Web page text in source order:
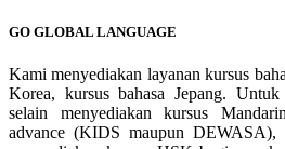
GO GLOBAL LANGUAGE
Kami menyediakan layanan kursus
Korea, kursus bahasa Jepang.
selain menyediakan kursus
advance (KIDS maupun